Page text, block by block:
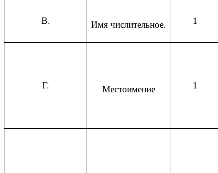
В. Имя числительное. 1
Г. Местоимение 1